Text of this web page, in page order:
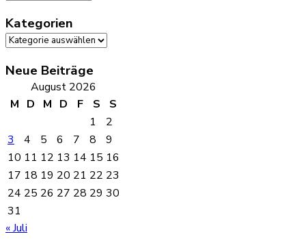
Kategorien
Kategorien
Neue Beiträge
August 2026
M D M D F S
S
1
2
3
4 5 6 7 8
9
10 11 12 13 14 15 16
17 18 19 20 21 22 23
24 25 26 27 28 29 30
31
« Juli